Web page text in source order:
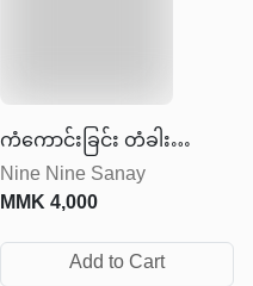
ကံကောင်းခြင်း တံခါး
လာ‌ခေါက်တဲ့အခါ
Nine Nine Sanay
MMK4,000
Add to Cart